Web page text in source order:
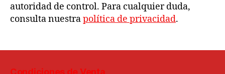
autoridad de control. Para cualquier duda,
consulta nuestrapolítica de privacidad.
Condiciones de Venta